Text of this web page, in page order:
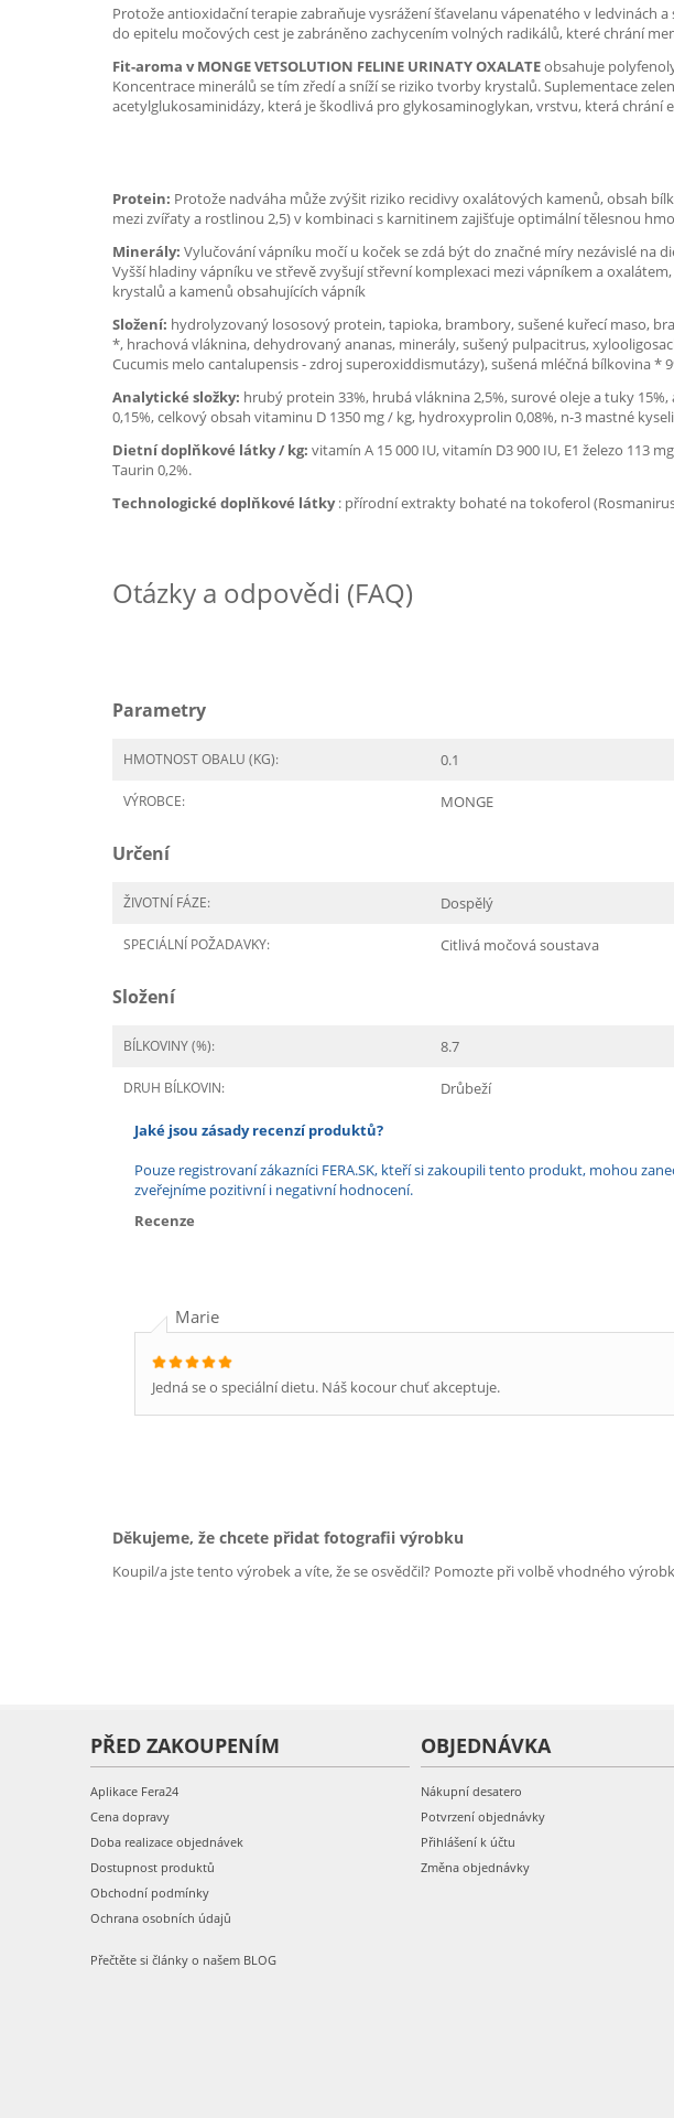
Protože antioxidační terapie zabraňuje vysrážení šťavelanu vápenatého v ledvinách
do epitelu močových cest je zabráněno zachycením volných radikálů, které chrání
Fit-aroma v MONGE VETSOLUTION FELINE URINATY OXALATEobsahuje
Koncentrace minerálů se tím zředí a sníží se riziko tvorby krystalů. Suplementace
acetylglukosaminidázy, která je škodlivá pro glykosaminoglykan, vrstvu, která chrání
Protein: Protože nadváha může zvýšit riziko recidivy oxalátových kamenů, obsah
mezi zvířaty a rostlinou 2,5) v kombinaci s karnitinem zajišťuje optimální tělesnou
Minerály: Vylučování vápníku močí u koček se zdá být do značné míry nezávislé
Vyšší hladiny vápníku ve střevě zvyšují střevní komplexaci mezi vápníkem a
krystalů a kamenů obsahujících vápník
Složení: hydrolyzovaný lososový protein, tapioka, brambory, sušené kuřecí maso,
*, hrachová vláknina, dehydrovaný ananas, minerály, sušený pulpacitrus,
Cucumis melo cantalupensis - zdroj superoxiddismutázy), sušená mléčná bílkovina
Analytické složky: hrubý protein 33%, hrubá vláknina 2,5%, surové oleje a tuky
0,15%, celkový obsah vitaminu D 1350 mg / kg, hydroxyprolin 0,08%, n-3 mastné
Dietní doplňkové látky / kg: vitamín A 15 000 IU, vitamín D3 900 IU, E1 železo 113
Taurin 0,2%.
Technologické doplňkové látky: přírodní extrakty bohaté na tokoferol
Otázky a odpovědi (FAQ)
Parametry
HMOTNOST OBALU (KG): 0.1
VÝROBCE: MONGE
Určení
ŽIVOTNÍ FÁZE: Dospělý
SPECIÁLNÍ POŽADAVKY: Citlivá močová soustava
Složení
BÍLKOVINY (%): 8.7
DRUH BÍLKOVIN: Drůbeží
Jaké jsou zásady recenzí produktů?
Pouze registrovaní zákazníci FERA.SK, kteří si zakoupili tento produkt, mohou
zveřejníme pozitivní i negativní hodnocení.
Recenze
Marie
Jedná se o speciální dietu. Náš kocour chuť akceptuje.
Děkujeme, že chcete přidat fotografii výrobku
Koupil/a jste tento výrobek a víte, že se osvědčil? Pomozte při volbě vhodného
PŘED ZAKOUPENÍM
Aplikace Fera24
Cena dopravy
Doba realizace objednávek
Dostupnost produktů
Obchodní podmínky
Ochrana osobních údajů
Přečtěte si články o našem BLOG
OBJEDNÁVKA
Nákupní desatero
Potvrzení objednávky
Přihlášení k účtu
Změna objednávky